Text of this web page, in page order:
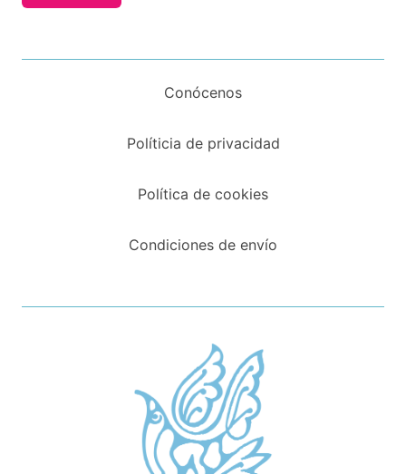
Conócenos
Políticia de privacidad
Política de cookies
Condiciones de envío